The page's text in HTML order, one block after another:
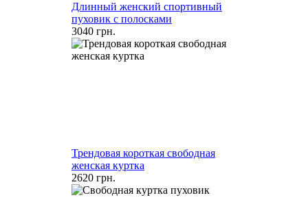
Длинный женский спортивный
пуховик с полосками
3040 грн.
Трендовая короткая свободная
женская куртка
2620 грн.